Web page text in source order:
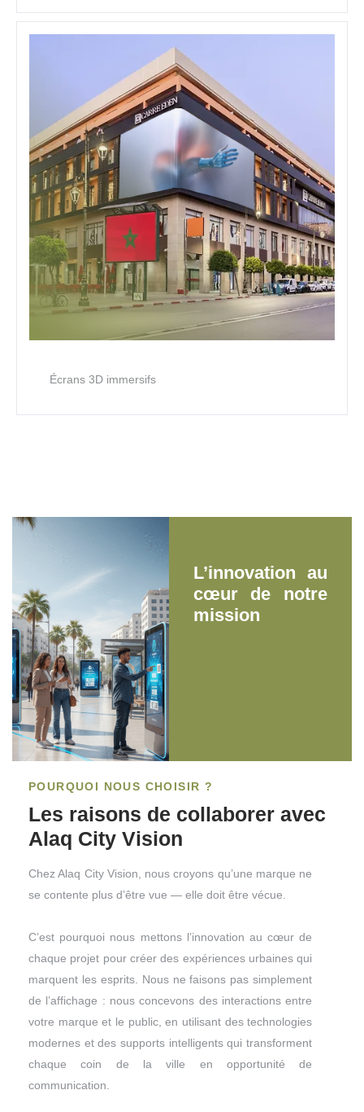
Écrans 3D immersifs
L’innovation au
cœur de notre
mission
POURQUOI NOUS CHOISIR ?
Les raisons de collaborer avec
Alaq City Vision
Chez Alaq City Vision, nous croyons qu’une marque ne
se contente plus d’être vue — elle doit être vécue.
C’est pourquoi nous mettons l’innovation au cœur de
chaque projet pour créer des expériences urbaines qui
marquent les esprits. Nous ne faisons pas simplement
de l’affichage : nous concevons des interactions entre
votre marque et le public, en utilisant des technologies
modernes et des supports intelligents qui transforment
chaque coin de la ville en opportunité de
communication.